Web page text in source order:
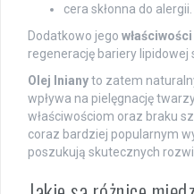
cera skłonna do alergii.
Dodatkowo jego
regenerację bariery lipidowej
Olej lnianyto zatem
wpływa na pielęgnację
właściwościom oraz braku
coraz bardziej popularnym
poszukują skutecznych